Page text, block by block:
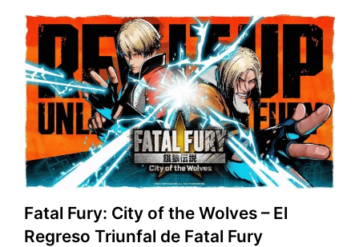
Fatal Fury: City of the Wolves – El
Regreso Triunfal de Fatal Fury